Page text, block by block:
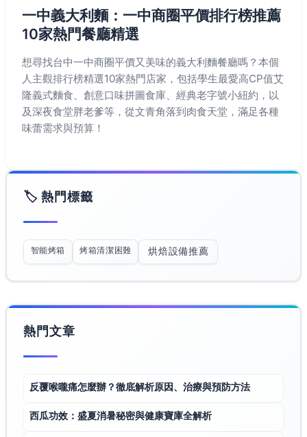
一中義大利麵：一中商圈平價排行榜推薦
10家熱門餐廳精選
想尋找台中一中商圈平價又美味的義大利麵餐廳嗎？本個
人主觀排行榜精選10家熱門店家，包括學生最愛高CP值艾
隆義式麵食、創意口味拼圖食庫、經典老字號小紐約，以
及深夜食堂胖老爹等，從文青角落到肉食天堂，滿足各種
味蕾需求與預算！
🏷️ 熱門標籤
智能烤箱 烤箱清潔困難 烘焙設備推薦
熱門文章
反覆喉嚨痛怎麼辦？徹底解析原因、治療與預防方法
西瓜功效：盛夏消暑秘密與健康寶庫全解析